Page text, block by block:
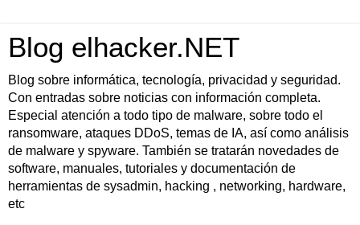
Blog elhacker.NET
Blog sobre informática, tecnología, privacidad y seguridad.
Con entradas sobre noticias con información completa.
Especial atención a todo tipo de malware, sobre todo el
ransomware, ataques DDoS, temas de IA, así como análisis
de malware y spyware. También se tratarán novedades de
software, manuales, tutoriales y documentación de
herramientas de sysadmin, hacking , networking, hardware,
etc